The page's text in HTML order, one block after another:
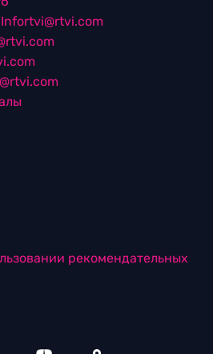
Infortvi@rtvi.com
рекомендательных